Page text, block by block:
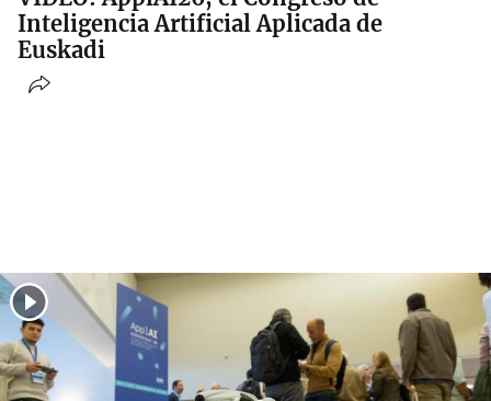
Inteligencia Artificial Aplicada de
Euskadi